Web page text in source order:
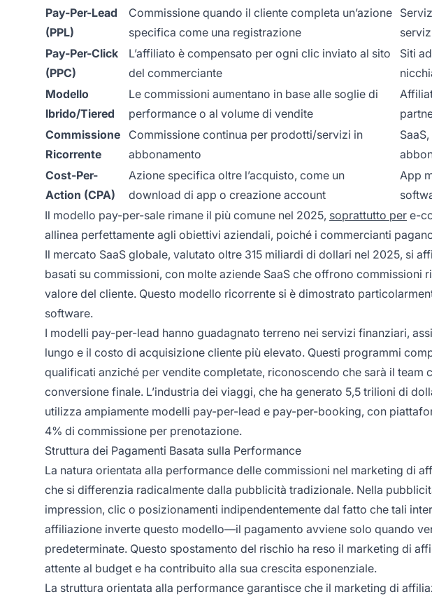
Pay-Per-Lead
(PPL)
Commissione quando il cliente completa un’azione
specifica come una registrazione
Pay-Per-Click
(PPC)
L’affiliato è compensato per ogni clic inviato al sito
del commerciante
Siti
Modello
Ibrido/Tiered
Le commissioni aumentano in base alle soglie di
performance o al volume di vendite
Commissione
Ricorrente
Commissione continua per prodotti/servizi in
abbonamento
Cost-Per-
Action (CPA)
Azione specifica oltre l’acquisto, come un
download di app o creazione account
App
Il modello pay-per-sale rimane il più comune nel 2025, soprattutto per e-
allinea perfettamente agli obiettivi aziendali, poiché i commercianti
Il mercato SaaS globale, valutato oltre 315 miliardi di dollari nel 2025, si
basati su commissioni, con molte aziende SaaS che offrono commissioni
valore del cliente. Questo modello ricorrente si è dimostrato
software.
I modelli pay-per-lead hanno guadagnato terreno nei servizi finanziari,
lungo e il costo di acquisizione cliente più elevato. Questi programmi
qualificati anziché per vendite completate, riconoscendo che sarà il team
conversione finale. L’industria dei viaggi, che ha generato 5,5 trilioni di
utilizza ampiamente modelli pay-per-lead e pay-per-booking, con
4% di commissione per prenotazione.
Struttura dei Pagamenti Basata sulla Performance
La natura orientata alla performance delle commissioni nel marketing di
che si differenzia radicalmente dalla pubblicità tradizionale. Nella
impression, clic o posizionamenti indipendentemente dal fatto che tali
affiliazione inverte questo modello—il pagamento avviene solo quando
predeterminate. Questo spostamento del rischio ha reso il marketing di
attente al budget e ha contribuito alla sua crescita esponenziale.
La struttura orientata alla performance garantisce che il marketing di